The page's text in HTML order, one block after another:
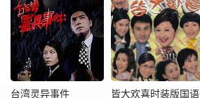
台湾灵异事件 皆大欢喜时装版国语